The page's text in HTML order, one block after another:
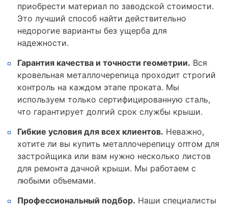
приобрести материал по заводской стоимости.
Это лучший способ найти действительно
недорогие варианты без ущерба для
надежности.
Гарантия качества и точности геометрии. Вся
кровельная металлочерепица проходит строгий
контроль на каждом этапе проката. Мы
используем только сертифицированную сталь,
что гарантирует долгий срок службы крыши.
Гибкие условия для всех клиентов. Неважно,
хотите ли вы купить металлочерепицу оптом для
застройщика или вам нужно несколько листов
для ремонта дачной крыши. Мы работаем с
любыми объемами.
Профессиональный подбор. Наши специалисты